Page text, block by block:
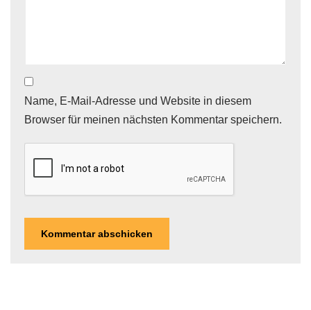
Name, E-Mail-Adresse und Website in diesem
Browser für meinen nächsten Kommentar speichern.